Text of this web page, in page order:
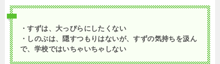
・すずは、大っぴらにしたくない
・しのぶは、隠すつもりはないが、すずの気持ちを汲ん
で、学校ではいちゃいちゃしない